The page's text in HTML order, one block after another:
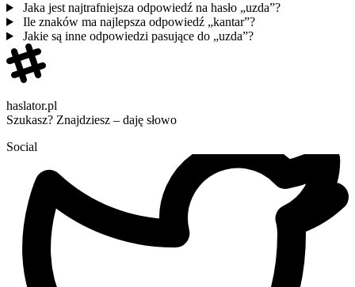
Jaka jest najtrafniejsza odpowiedź na hasło „uzda”?
Ile znaków ma najlepsza odpowiedź „kantar”?
Jakie są inne odpowiedzi pasujące do „uzda”?
haslator.pl
Szukasz? Znajdziesz – daję słowo
Social